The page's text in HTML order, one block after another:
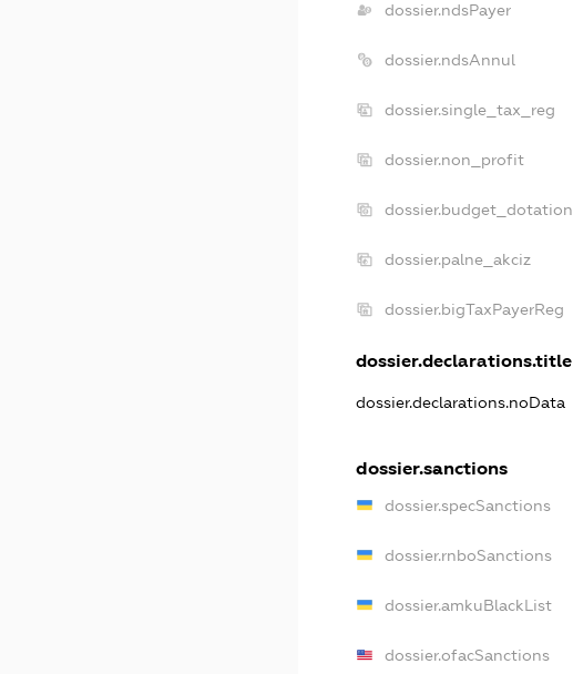
dossier.ndsPayer
dossier.ndsAnnul
dossier.single_tax_reg
dossier.non_profit
dossier.budget_dotation
dossier.palne_akciz
dossier.bigTaxPayerReg
dossier.declarations.title
dossier.declarations.noData
dossier.sanctions
dossier.specSanctions
dossier.rnboSanctions
dossier.amkuBlackList
dossier.ofacSanctions